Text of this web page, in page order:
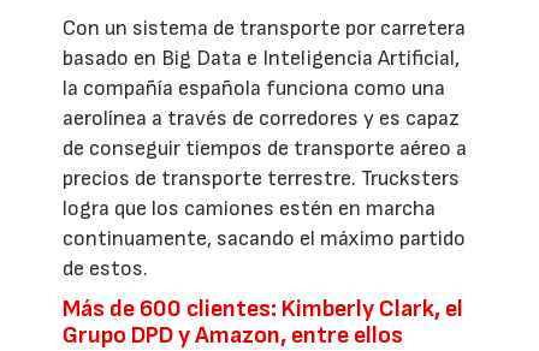
Con un sistema de transporte por carretera
basado en Big Data e Inteligencia Artificial,
la compañía española funciona como una
aerolínea a través de corredores y es capaz
de conseguir tiempos de transporte aéreo a
precios de transporte terrestre. Trucksters
logra que los camiones estén en marcha
continuamente, sacando el máximo partido
de estos.
Más de 600 clientes: Kimberly Clark, el
Grupo DPD y Amazon, entre ellos